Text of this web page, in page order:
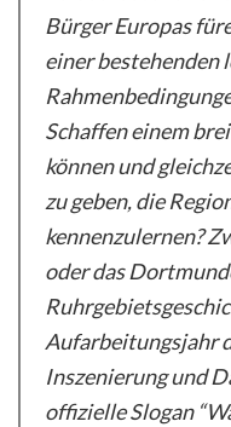
Bürger Europas
einer bestehenden
Schaffen einem
können und
zu geben, die
kennenzulernen?
oder das
Aufarbeitungsjahr
Inszenierung und
offizielle Slogan